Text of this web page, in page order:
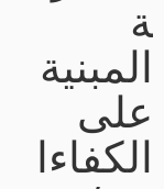
ة
المبنية
على
الكفاءا